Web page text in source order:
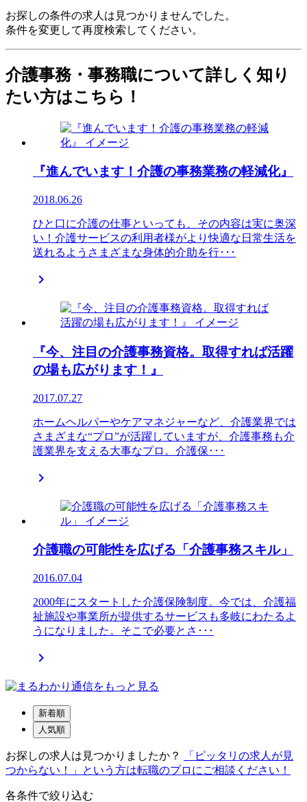
お探しの条件の求人は見つかりませんでした。
条件を変更して再度検索してください。
介護事務・事務職について詳しく知り
たい方はこちら！
『進んでいます！介護の事務業務の軽減化』
2018.06.26
ひと口に介護の仕事といっても、その内容は実に奥深
い！介護サービスの利用者様がより快適な日常生活を
送れるようさまざまな身体的介助を行･･･

『今、注目の介護事務資格。取得すれば活躍
の場も広がります！』
2017.07.27
ホームヘルパーやケアマネジャーなど、介護業界では
さまざまな“プロ”が活躍していますが、介護事務も介
護業界を支える大事なプロ。介護保･･･

介護職の可能性を広げる「介護事務スキル」
2016.07.04
2000年にスタートした介護保険制度。今では、介護福
祉施設や事業所が提供するサービスも多岐にわたるよ
うになりました。そこで必要とさ･･･

新着順
人気順
お探しの求人は見つかりましたか？
「ピッタリの求人が見
つからない！」という方は転職のプロにご相談ください！
各条件で絞り込む